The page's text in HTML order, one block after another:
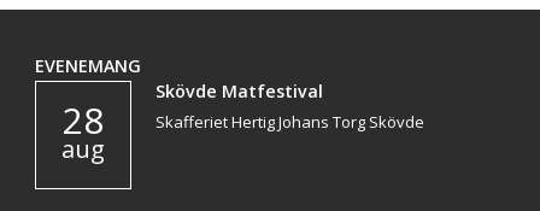
EVENEMANG
28
aug
Skövde Matfestival
Skafferiet Hertig Johans Torg Skövde